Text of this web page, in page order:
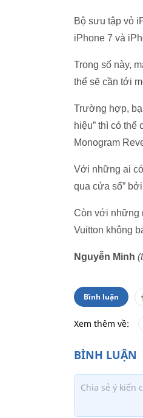
Bộ sưu tập vỏ
iPhone 7 và
Trong số này,
thể sẽ cần tới
Trường hợp,
hiệu” thì có thể
Monogram
Với những ai
qua cửa sổ”
Còn với những
Vuitton không
Nguyễn Minh
Bình luận
Xem thêm về: